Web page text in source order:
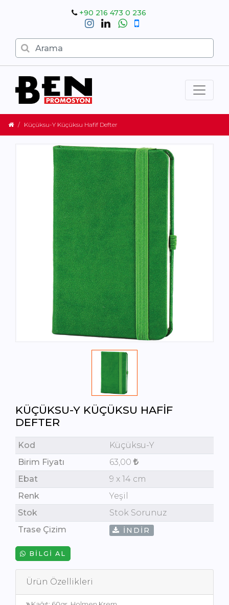
+90 216 473 0 236
Küçüksu-Y Küçüksu Hafif Defter
KÜÇÜKSU-Y KÜÇÜKSU HAFIF
DEFTER
Kod
Küçüksu-Y
Birim Fiyatı
63,00
Ebat
9 x 14 cm
Renk
Yeşil
Stok
Stok Sorunuz
Trase Çizim
İNDIR
BILGI AL
Ürün Özellikleri